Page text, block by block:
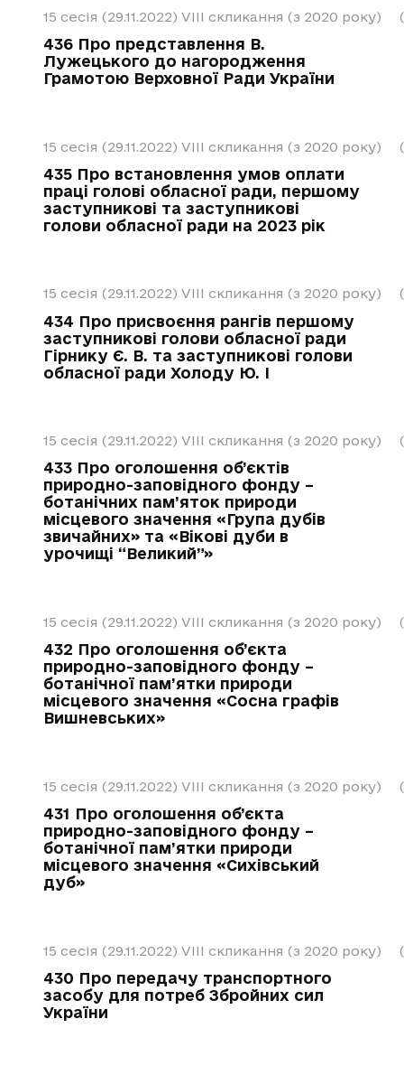
15 сесія (29.11.2022) VIII скликання (з 2020 року)
436 Про представлення В.
Лужецького до нагородження
Грамотою Верховної Ради України
15 сесія (29.11.2022) VIII скликання (з 2020 року)
435 Про встановлення умов оплати
праці голові обласної ради, першому
заступникові та заступникові
голови обласної ради на 2023 рік
15 сесія (29.11.2022) VIII скликання (з 2020 року)
434 Про присвоєння рангів першому
заступникові голови обласної ради
Гірнику Є. В. та заступникові голови
обласної ради Холоду Ю. І
15 сесія (29.11.2022) VIII скликання (з 2020 року)
433 Про оголошення об’єктів
природно-заповідного фонду –
ботанічних пам’яток природи
місцевого значення «Група дубів
звичайних» та «Вікові дуби в
урочищі “Великий”»
15 сесія (29.11.2022) VIII скликання (з 2020 року)
432 Про оголошення об’єкта
природно-заповідного фонду –
ботанічної пам’ятки природи
місцевого значення «Сосна графів
Вишневських»
15 сесія (29.11.2022) VIII скликання (з 2020 року)
431 Про оголошення об’єкта
природно-заповідного фонду –
ботанічної пам’ятки природи
місцевого значення «Сихівський
дуб»
15 сесія (29.11.2022) VIII скликання (з 2020 року)
430 Про передачу транспортного
засобу для потреб Збройних сил
України